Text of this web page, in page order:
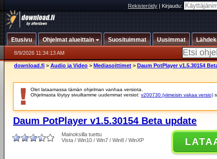
Rekisteröidy|Kirjaudu:
Etusivu Ohjelmat alueittain Suosituimmat Uusimmat
8/9/2026 11:34:13 AM
download.fi > Audio ja Video > Mediasoittimet > Daum PotPlayer v1.5.30154
Olet lataamassa tämän ohjelman vanhaa versiota.
Ohjelmasta löytyy sivuiltamme uudemmat versiot: v200730 (viimeisin vakaa versio)
Daum PotPlayer v1.5.30154 Beta update
Mainoksilla tuettu
Vista / Win10 / Win7 / Win8 / WinXP